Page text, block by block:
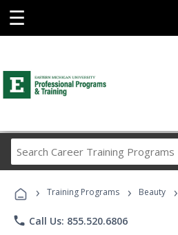
☰
Career
Programs
› Training Programs › Beauty ›
phone Call Us: 855.520.6806